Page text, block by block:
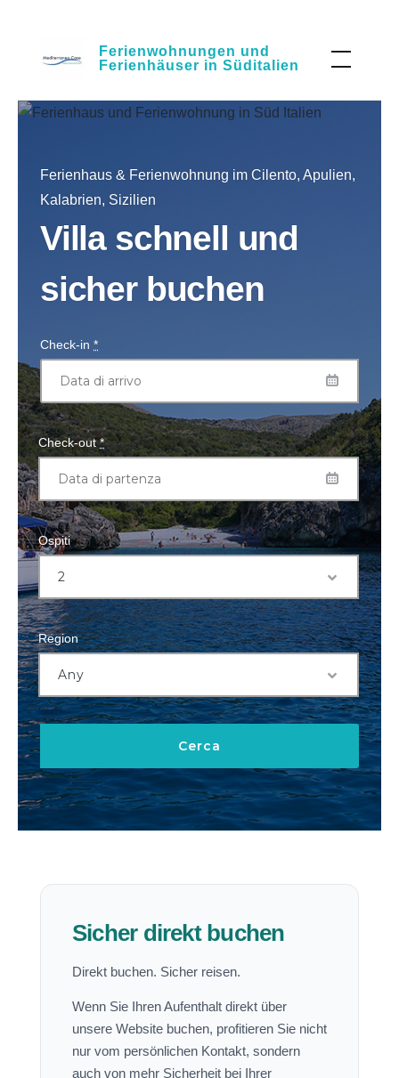
Ferienwohnungen und
Ferienhäuser in Süditalien
Ferienhaus & Ferienwohnung im Cilento, Apulien,
Kalabrien, Sizilien
Villa schnell und
sicher buchen
Check-in *
Check-out*
Ospiti
Region
Sicher direkt buchen
Direkt buchen. Sicher reisen.
Wenn Sie Ihren Aufenthalt direkt über
unsere Website buchen, profitieren Sie nicht
nur vom persönlichen Kontakt, sondern
auch von mehr Sicherheit bei Ihrer